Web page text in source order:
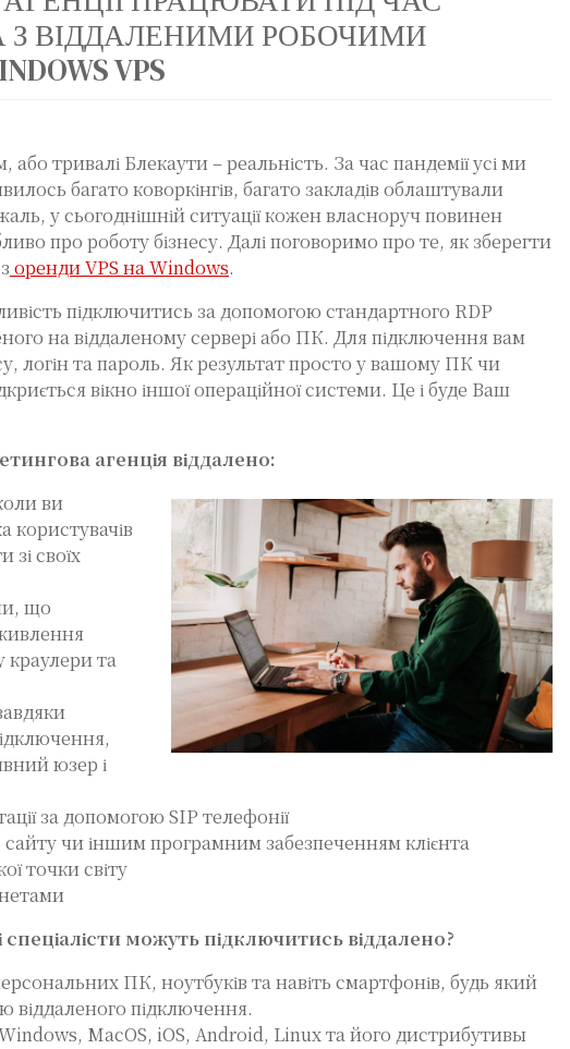
З ВІДДАЛЕНИМИ РОБОЧИМИ
VPS
або тривалі Блекаути – реальність. За час пандемії усі ми
багато коворкінгів, багато закладів облаштували
у сьогоднішній ситуації кожен власноруч повинен
про роботу бізнесу. Далі поговоримо про те, як зберегти
оренди VPS на Windows.
підключитись за допомогою стандартного RDP
на віддаленому сервері або ПК. Для підключення вам
логін та пароль. Як результат просто у вашому ПК чи
вікно іншої операційної системи. Це і буде Ваш
агенція віддалено:
ви
користувачів
своїх
що
краулери та
юзер і
за допомогою SIP телефонії
чи іншим програмним забезпеченням клієнта
точки світу
можуть підключитись віддалено?
ПК, ноутбуків та навіть смартфонів, будь який
віддаленого підключення.
MacOS, iOS, Android, Linux та його дистрибутивы